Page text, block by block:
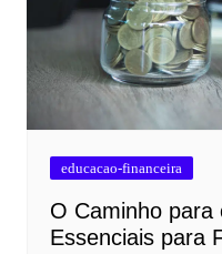
educacao-financeira
O Caminho para
Essenciais para